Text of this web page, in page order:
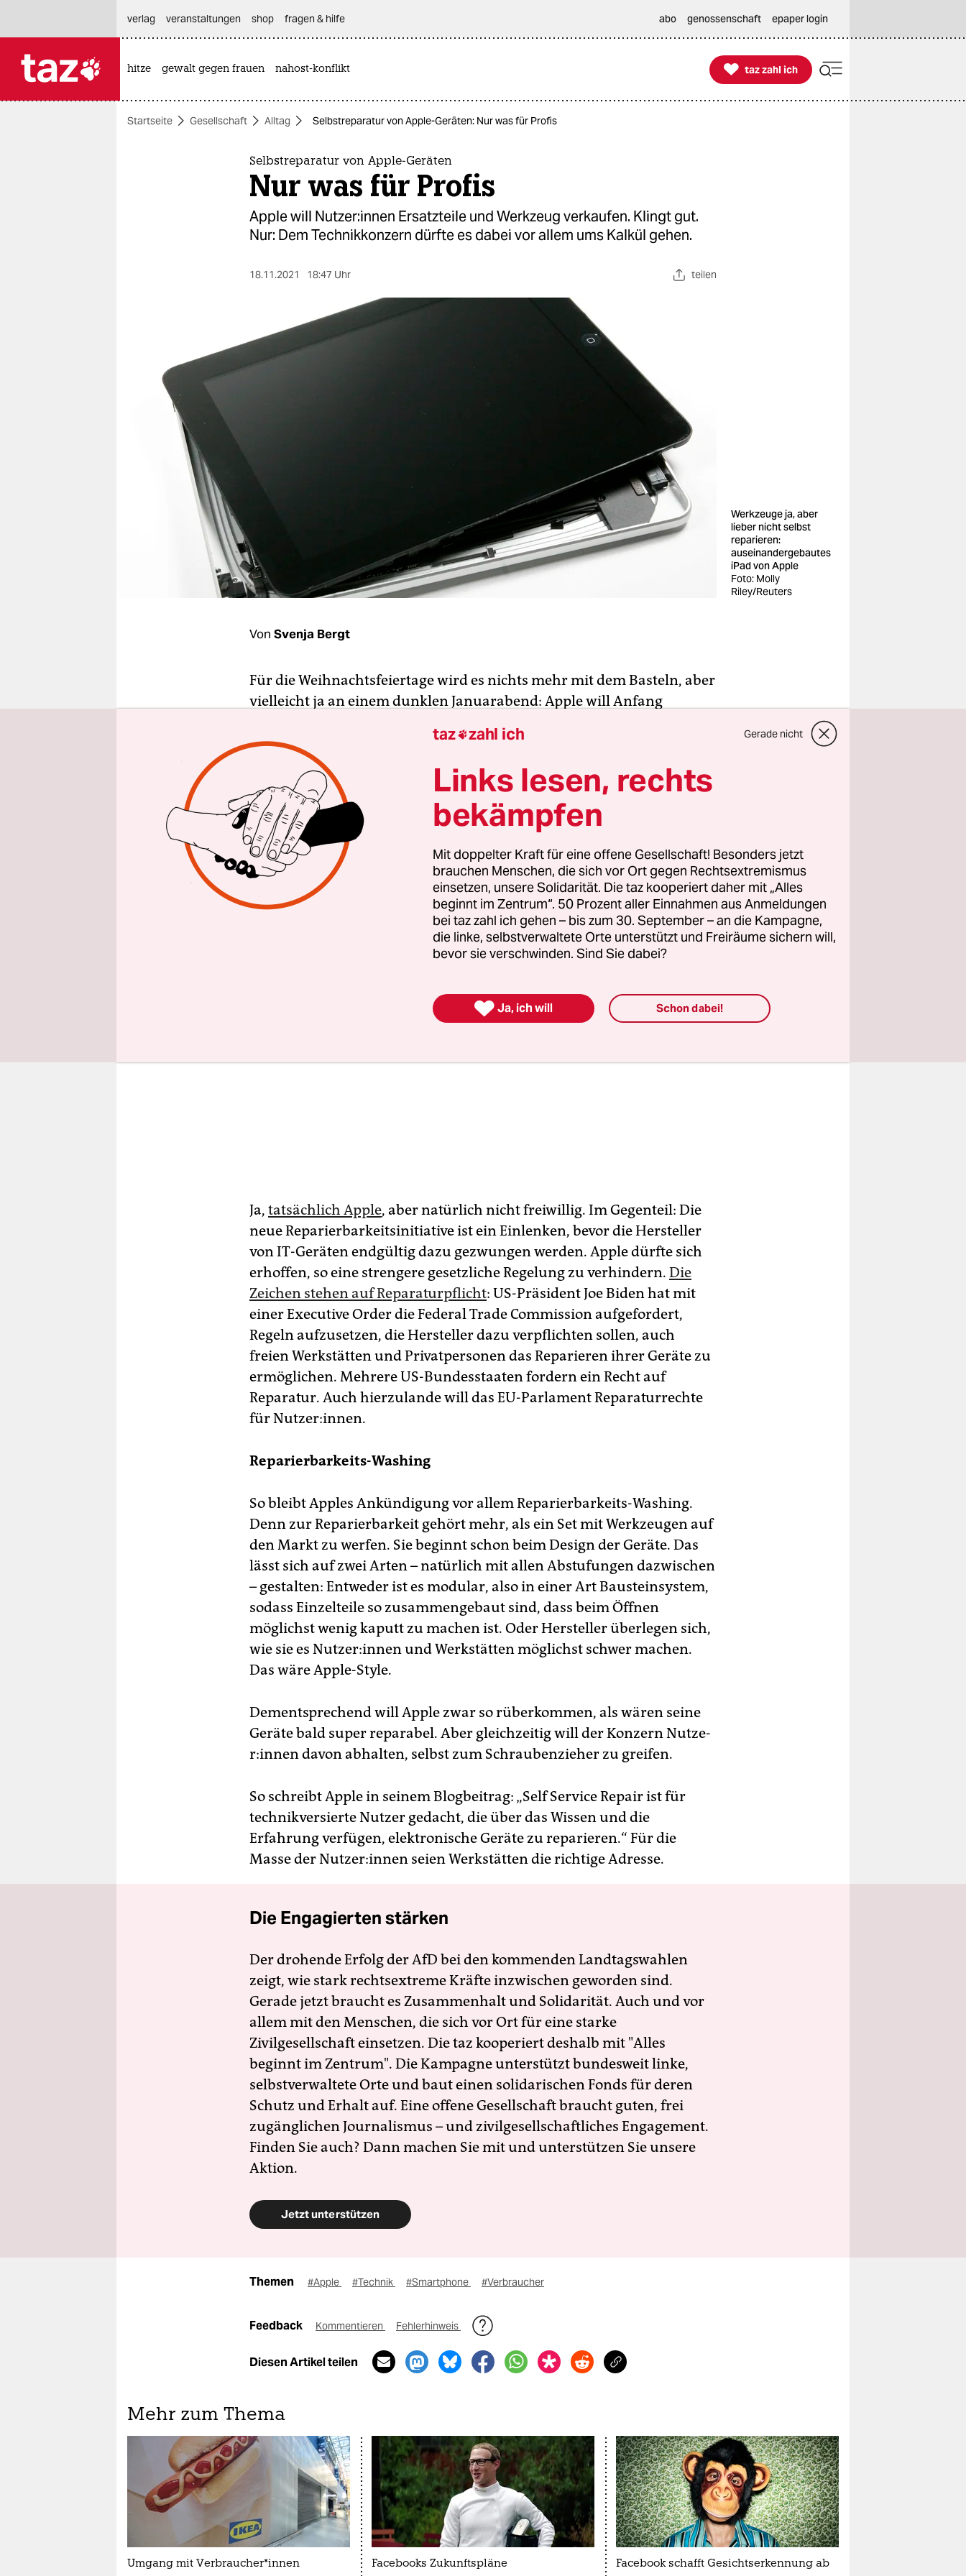
themen
wahrheit
veranstaltungen
unterstützen
verlag
veranstaltungen shop fragen & hilfe abo genossenschaft epaper login
hitze gewalt gegen frauen nahost-konflikt 
taz zahl ich
taz zahl ich
Startseite Gesellschaft Alltag Selbstreparatur von Apple-Geräten: Nur was für Profis
Selbstreparatur von Apple-Geräten
Nur was für Profis
Apple will Nut­ze­r:in­nen Ersatzteile und Werkzeug verkaufen. Klingt gut.
Nur: Dem Technikkonzern dürfte es dabei vor allem ums Kalkül gehen.
18.11.2021 18:47 Uhr teilen
Werkzeuge ja, aber
lieber nicht selbst
reparieren:
auseinandergebautes
iPad von Apple
Foto: Molly
Riley/Reuters
Von Svenja Bergt
Für die Weihnachtsfeiertage wird es nichts mehr mit dem Basteln, aber
vielleicht ja an einem dunklen Januarabend: Apple will Anfang
bereitstellen, damit Nut­ze­r:in­nen diese selbst reparieren können.
Apple also, ja?Dieses Unternehmen, das eigens spezielle Schrauben
einsetzt, damit sie bloß nicht mit einem handelsüblichen
Schraubenzieher zu lösen sind. Das Unternehmen, das seine Geräte so
umfangreich verschraubt und verklebt wie irgend möglich. Das
Unternehmen, dessen aktuelles iPhone 13 Pro auf dem
Reparierbarkeits­index von iFixit gerade mal fünf von zehn Punkten
erreicht, was heißt, dass es für Nichtprofis schon richtig schwierig ist.
Ja, tatsächlich Apple, aber natürlich nicht freiwillig. Im Gegenteil: Die
neue Reparierbarkeitsinitiative ist ein Einlenken, bevor die Hersteller
von IT-Geräten endgültig dazu gezwungen werden. Apple dürfte sich
erhoffen, so eine strengere gesetzliche Regelung zu verhindern. Die
Zeichen stehen auf Reparaturpflicht: US-Präsident Joe Biden hat mit
einer Executive Order die Federal Trade Commission aufgefordert,
Regeln aufzusetzen, die Hersteller dazu verpflichten sollen, auch
freien Werkstätten und Privatpersonen das Reparieren ihrer Geräte zu
ermöglichen. Mehrere US-Bundesstaaten fordern ein Recht auf
Reparatur. Auch hierzulande will das EU-Parlament Reparaturrechte
für Nut­zer:in­nen.
Reparierbarkeits-Washing
So bleibt Apples Ankündigung vor allem Reparierbarkeits-Washing.
Denn zur Reparierbarkeit gehört mehr, als ein Set mit Werkzeugen auf
den Markt zu werfen. Sie beginnt schon beim Design der Geräte. Das
lässt sich auf zwei Arten – natürlich mit allen Abstufungen dazwischen
– gestalten: Entweder ist es modular, also in einer Art Bausteinsystem,
sodass Einzelteile so zusammengebaut sind, dass beim Öffnen
möglichst wenig kaputt zu machen ist. Oder Hersteller überlegen sich,
wie sie es Nut­zer:in­nen und Werkstätten möglichst schwer machen.
Das wäre Apple-Style.
Dementsprechend will Apple zwar so rüberkommen, als wären seine
Geräte bald super reparabel. Aber gleichzeitig will der Konzern Nut­ze­
r:in­nen davon abhalten, selbst zum Schraubenzieher zu greifen.
So schreibt Apple in seinem Blogbeitrag: „Self Service Repair ist für
technikversierte Nutzer gedacht, die über das Wissen und die
Erfahrung verfügen, elektronische Geräte zu reparieren.“ Für die
Masse der Nut­ze­r:in­nen seien Werkstätten die richtige Adresse.
Die Engagierten stärken
Der drohende Erfolg der AfD bei den kommenden Landtagswahlen
zeigt, wie stark rechtsextreme Kräfte inzwischen geworden sind.
Gerade jetzt braucht es Zusammenhalt und Solidarität. Auch und vor
allem mit den Menschen, die sich vor Ort für eine starke
Zivilgesellschaft einsetzen. Die taz kooperiert deshalb mit "Alles
beginnt im Zentrum". Die Kampagne unterstützt bundesweit linke,
selbstverwaltete Orte und baut einen solidarischen Fonds für deren
Schutz und Erhalt auf. Eine offene Gesellschaft braucht guten, frei
zugänglichen Journalismus – und zivilgesellschaftliches Engagement.
Finden Sie auch? Dann machen Sie mit und unterstützen Sie unsere
Aktion.
Jetzt unterstützen
Themen #Apple #Technik #Smartphone #Verbraucher
Feedback Kommentieren Fehlerhinweis
Diesen Artikel teilen
Mehr zum Thema
Umgang mit Ver­brau­che­r*in­nen Facebooks Zukunftspläne Facebook schafft Gesichtserkennung ab
taz zahl ich Gerade nicht
Links lesen, rechts
bekämpfen
Mit doppelter Kraft für eine offene Gesellschaft! Besonders jetzt
brauchen Menschen, die sich vor Ort gegen Rechtsextremismus
einsetzen, unsere Solidarität. Die taz kooperiert daher mit „Alles
beginnt im Zentrum“. 50 Prozent aller Einnahmen aus Anmeldungen
bei taz zahl ich gehen – bis zum 30. September – an die Kampagne,
die linke, selbstverwaltete Orte unterstützt und Freiräume sichern will,
bevor sie verschwinden. Sind Sie dabei?
 Ja, ich will Schon dabei!